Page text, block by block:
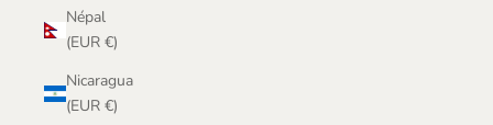
Népal
(EUR €)
Nicaragua
(EUR €)